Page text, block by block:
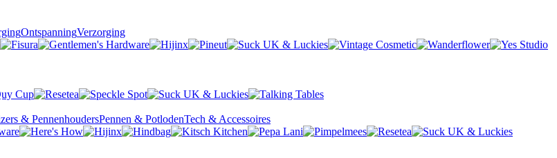
OntspanningVerzorging
& PennenhoudersPennen & PotlodenTech & Accessoires